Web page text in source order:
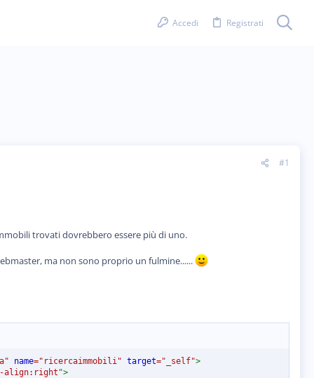
Accedi Registrati
#1
trovati dovrebbero essere più di uno.
ma non sono proprio un fulmine......
" name=" ricercaimmobili " target=" _self">
align: right ">